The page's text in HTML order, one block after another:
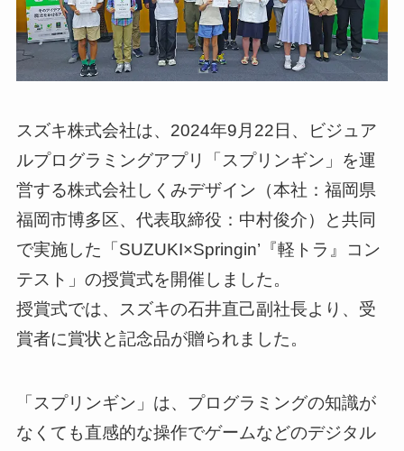
スズキ株式会社は、2024年9月22日、ビジュア
ルプログラミングアプリ「スプリンギン」を運
営する株式会社しくみデザイン（本社：福岡県
福岡市博多区、代表取締役：中村俊介）と共同
で実施した「SUZUKI×Springin’『軽トラ』コン
テスト」の授賞式を開催しました。
授賞式では、スズキの石井直己副社長より、受
賞者に賞状と記念品が贈られました。
「スプリンギン」は、プログラミングの知識が
なくても直感的な操作でゲームなどのデジタル